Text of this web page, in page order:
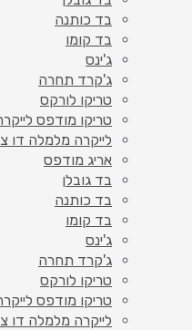
בד כותנה
בד קומו
ג'ינס
ג'קרד תחרה
טריקו לורקס
טריקו מודפס
לייקרה מלמלה דו
אריג מודפס
בד גובלן
בד כותנה
בד קומו
ג'ינס
ג'קרד תחרה
טריקו לורקס
טריקו מודפס
לייקרה מלמלה דו